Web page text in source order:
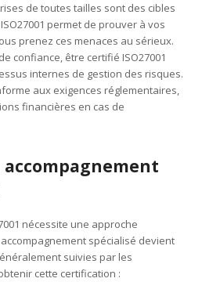
de toutes tailles sont des cibles
permet de prouver à vos
prenez ces menaces au sérieux.
confiance, être certifié ISO27001
internes de gestion des risques.
aux exigences réglementaires,
financières en cas de
accompagnement
nécessite une approche
accompagnement spécialisé devient
suivies par les
cette certification :